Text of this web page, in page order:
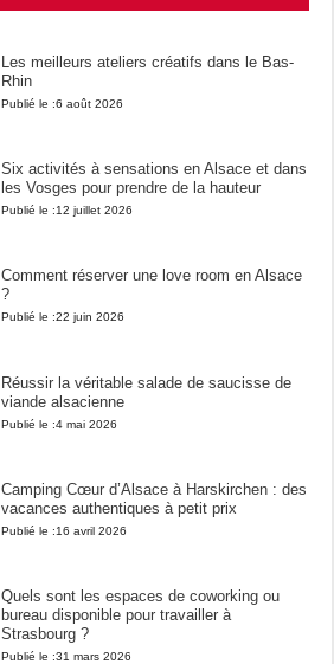
Les meilleurs ateliers créatifs dans le Bas-
Rhin
Publié le :6 août 2026
Six activités à sensations en Alsace et dans
les Vosges pour prendre de la hauteur
Publié le :12 juillet 2026
Comment réserver une love room en Alsace
?
Publié le :22 juin 2026
Réussir la véritable salade de saucisse de
viande alsacienne
Publié le :4 mai 2026
Camping Cœur d’Alsace à Harskirchen : des
vacances authentiques à petit prix
Publié le :16 avril 2026
Quels sont les espaces de coworking ou
bureau disponible pour travailler à
Strasbourg ?
Publié le :31 mars 2026